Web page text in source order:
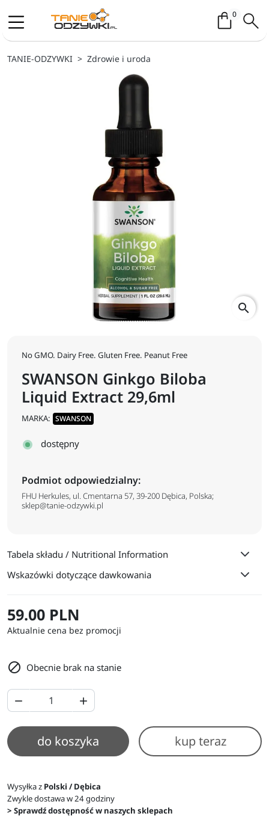
0Koszyk /
TANIE-ODZYWKI Zdrowie i uroda
search
No GMO. Dairy Free. Gluten Free. Peanut Free
SWANSON Ginkgo Biloba
Liquid Extract 29,6ml
MARKA: SWANSON
dostępny
Podmiot odpowiedzialny:
FHU Herkules, ul. Cmentarna 57, 39-200 Dębica, Polska;
sklep@tanie-odzywki.pl
Tabela składu / Nutritional Information
Wskazówki dotyczące dawkowania
59.00 PLN
Aktualnie cena bez promocji
 Obecnie brak na stanie
 
do koszyka kup teraz
Wysyłka z Polski / Dębica
Zwykle dostawa w 24 godziny
> Sprawdź dostępność w naszych sklepach